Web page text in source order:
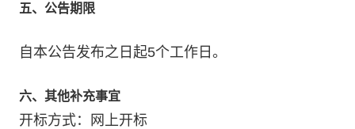
五、公告期限
自本公告发布之日起5个工作日。
六、其他补充事宜
开标方式：网上开标